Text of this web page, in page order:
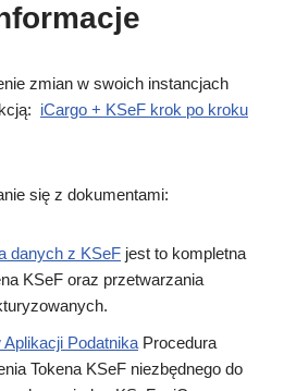
zmian w swoich instancjach
iCargo + KSeF krok po kroku
się z dokumentami:
danych z KSeF jest to kompletna
KSeF oraz przetwarzania
PodatnikaProcedura
Tokena KSeF niezbędnego do